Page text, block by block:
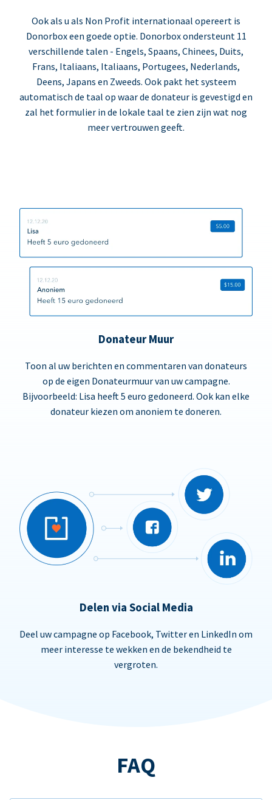
Ook als u als Non Profit internationaal opereert is
Donorbox een goede optie. Donorbox ondersteunt 11
verschillende talen - Engels, Spaans, Chinees, Duits,
Frans, Italiaans, Italiaans, Portugees, Nederlands,
Deens, Japans en Zweeds. Ook pakt het systeem
automatisch de taal op waar de donateur is gevestigd en
zal het formulier in de lokale taal te zien zijn wat nog
meer vertrouwen geeft.
Donateur Muur
Toon al uw berichten en commentaren van donateurs
op de eigen Donateurmuur van uw campagne.
Bijvoorbeeld: Lisa heeft 5 euro gedoneerd. Ook kan elke
donateur kiezen om anoniem te doneren.
Delen via Social Media
Deel uw campagne op Facebook, Twitter en LinkedIn om
meer interesse te wekken en de bekendheid te
vergroten.
FAQ